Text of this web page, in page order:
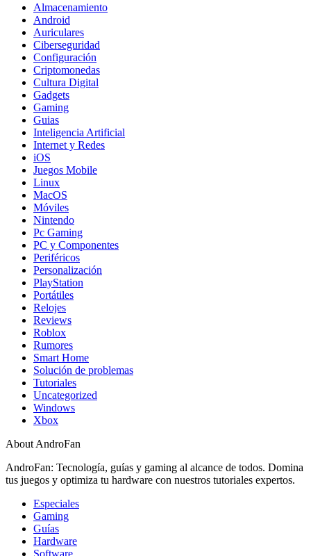
Almacenamiento
Android
Auriculares
Ciberseguridad
Configuración
Criptomonedas
Cultura Digital
Gadgets
Gaming
Guias
Inteligencia Artificial
Internet y Redes
iOS
Juegos Mobile
Linux
MacOS
Móviles
Nintendo
Pc Gaming
PC y Componentes
Periféricos
Personalización
PlayStation
Portátiles
Relojes
Reviews
Roblox
Rumores
Smart Home
Solución de problemas
Tutoriales
Uncategorized
Windows
Xbox
About AndroFan
AndroFan: Tecnología, guías y gaming al alcance de todos. Domina
tus juegos y optimiza tu hardware con nuestros tutoriales expertos.
Especiales
Gaming
Guías
Hardware
Software